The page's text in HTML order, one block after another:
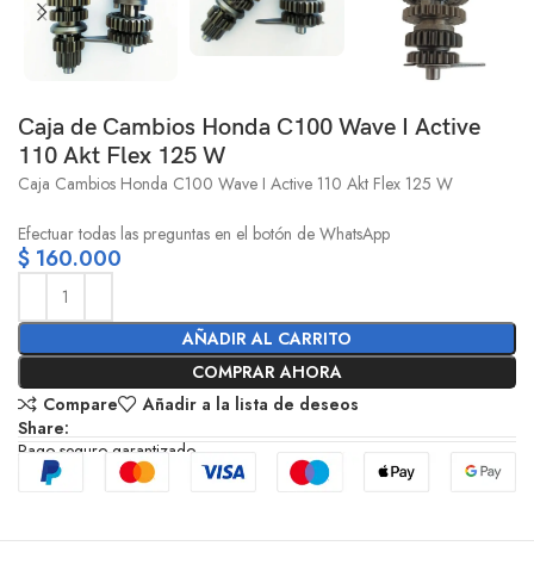
Caja de Cambios Honda C100 Wave I Active
110 Akt Flex 125 W
Caja Cambios Honda C100 Wave I Active 110 Akt Flex 125 W
Efectuar todas las preguntas en el botón de WhatsApp
$ 160.000
AÑADIR AL CARRITO
COMPRAR AHORA
Compare
Añadir a la lista de deseos
Share:
Pago seguro garantizado